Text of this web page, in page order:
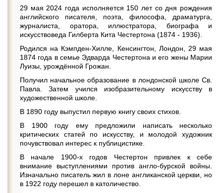
29 мая 2024 года исполняется 150 лет со дня рождения
английского писателя, поэта, философа, драматурга,
журналиста, оратора, иллюстратора, биографа и
искусствоведа Гилберта Кита Честертона (1874 - 1936).
Родился на Кэмпден-Хилле, Кенсингтон, Лондон, 29 мая
1874 года в семье Эдварда Честертона и его жены Марии
Луизы, урождённой Грожан.
Получил начальное образование в лондонской школе Св.
Павла. Затем учился изобразительному искусству в
художественной школе.
В 1890 году выпустил первую книгу своих стихов.
В 1900 году ему предложили написать несколько
критических статей по искусству, и молодой художник
почувствовал интерес к публицистике.
В начале 1900-х годов Честертон привлек к себе
внимание выступлениями против англо-бурской войны.
Изначально писатель жил в лоне англиканской церкви, но
в 1922 году перешел в католичество.